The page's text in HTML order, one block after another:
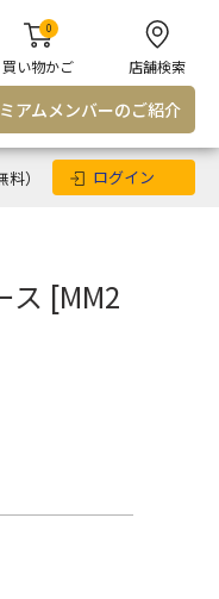
買い物かご
0
店舗検索
アムメンバーのご紹介
料） ログイン
ス [MM2